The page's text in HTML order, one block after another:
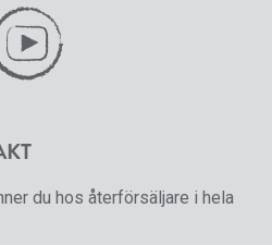
du hos återförsäljare i hela